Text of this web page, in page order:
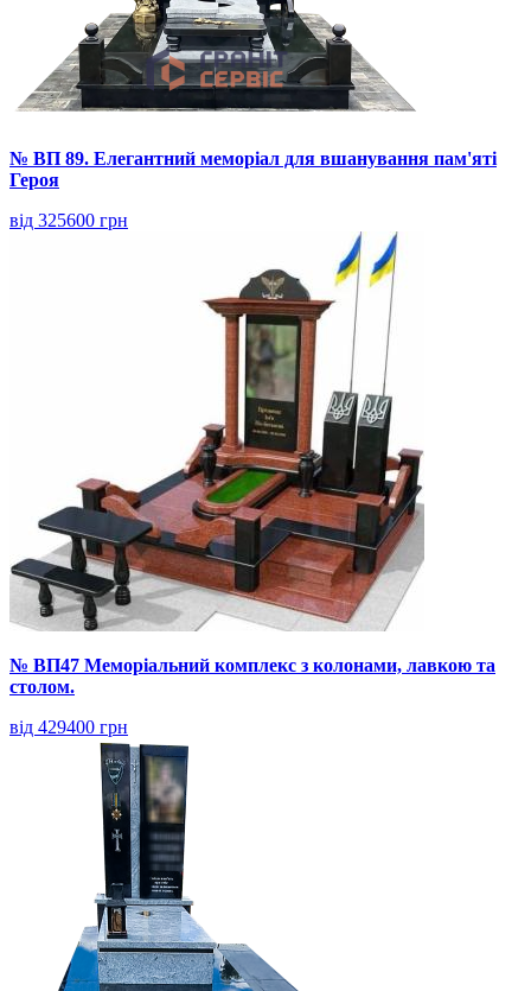
№ ВП 89. Елегантний меморіал для вшанування пам'яті
Героя
від 325600 грн
№ ВП47 Меморіальний комплекс з колонами, лавкою та
столом.
від 429400 грн